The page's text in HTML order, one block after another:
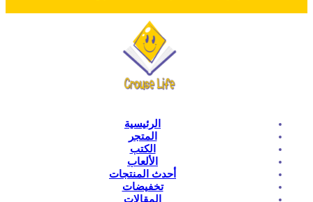
الرئيسية
المتجر
الكتب
الألعاب
أحدث المنتجات
تخفيضات
المقالات